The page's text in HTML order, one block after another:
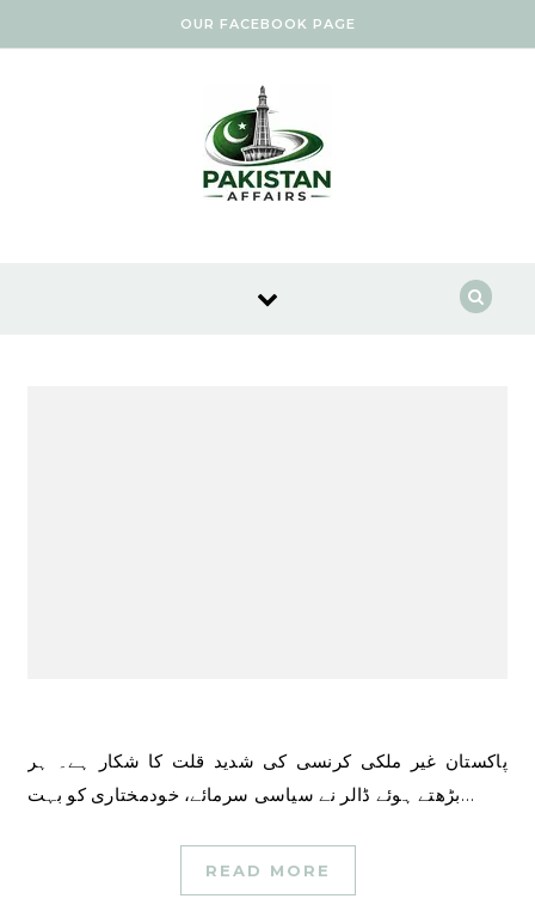
OUR FACEBOOK PAGE
پاکستان غیر ملکی کرنسی کی شدید قلت کا شکار ہے۔ ہر
بڑھتے ہوئے ڈالر نے سیاسی سرمائے، خودمختاری کو بہت…
READ MORE